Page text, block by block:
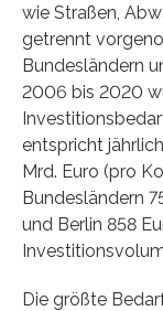
wie Straßen,
getrennt
Bundesländern
2006 bis 2020
entspricht
Mrd. Euro (pro
Bundesländern
und Berlin 858
Die größte